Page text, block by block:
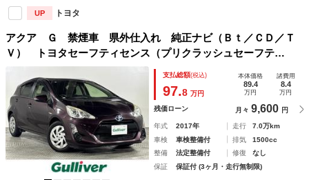
UP トヨタ
アクア Ｇ 禁煙車 県外仕入れ 純正ナビ（Ｂｔ／ＣＤ／Ｔ
Ｖ） トヨタセーフティセンス（プリクラッシュセーフテ
ィ） スマートキー Ｂカメラ スペアキー ＥＴＣ クルー
ズコントロール シートヒーター（Ｄ，Ｎ席）
支払総額(税込)
97.8 万円
本体価格
89.4
万円
諸費用
8.4
万円
残価ローン 月々 9,600 円
年式 2017年 走行
7.0万km
車検
車検整備付 排気
1500cc
整備
法定整備付 修復
なし
保証
保証付 (3ヶ月・走行無制限)